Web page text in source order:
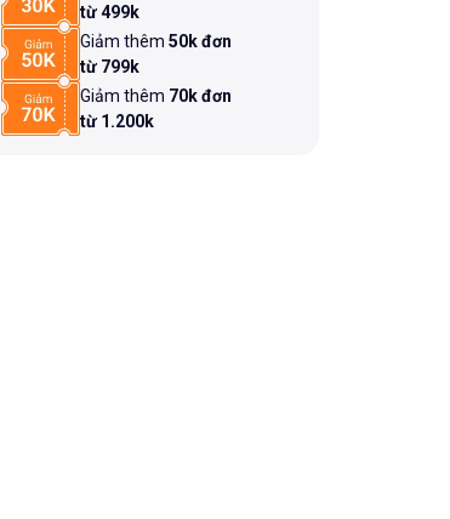
từ 499k
Giảm thêm 50k đơn
từ 799k
Giảm thêm 70k đơn
từ 1.200k